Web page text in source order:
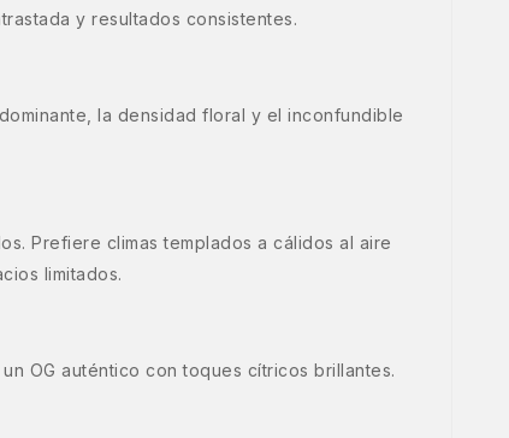
y resultados consistentes.
la densidad floral y el inconfundible
Prefiere climas templados a cálidos al aire
limitados.
OG auténtico con toques cítricos brillantes.